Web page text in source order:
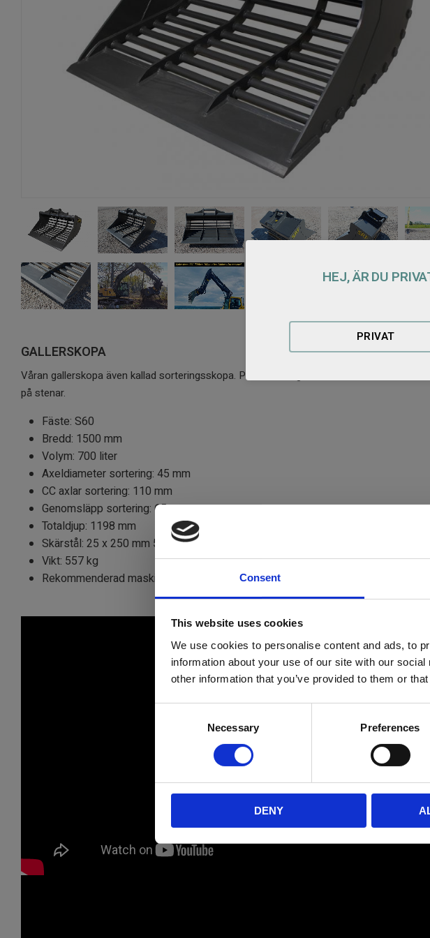
Consent
This website uses cookies
We use cookies to personalise content and ads, to
information about your use of our site with our
other information that you’ve provided to them or
e
Necessary Preferences
DENY
GALLERSKOPA
Våran gallerskopa även kallad sorteringsskopa. Perfekt till dig som vill tex. sortera ut olika
på stenar.
Fäste: S60
Bredd: 1500 mm
Volym: 700 liter
Axeldiameter sortering: 45 mm
CC axlar sortering: 110 mm
Genomsläpp sortering: 65 mm
Totaldjup: 1198 mm
Skärstål: 25 x 250 mm 500 Hb
Vikt: 557 kg
Rekommenderad maskinvikt: 14 - 16 ton
HEJ, ÄR DU
PRIVAT